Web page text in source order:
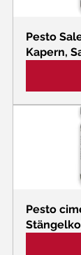
Pesto
Kapern,
Pesto